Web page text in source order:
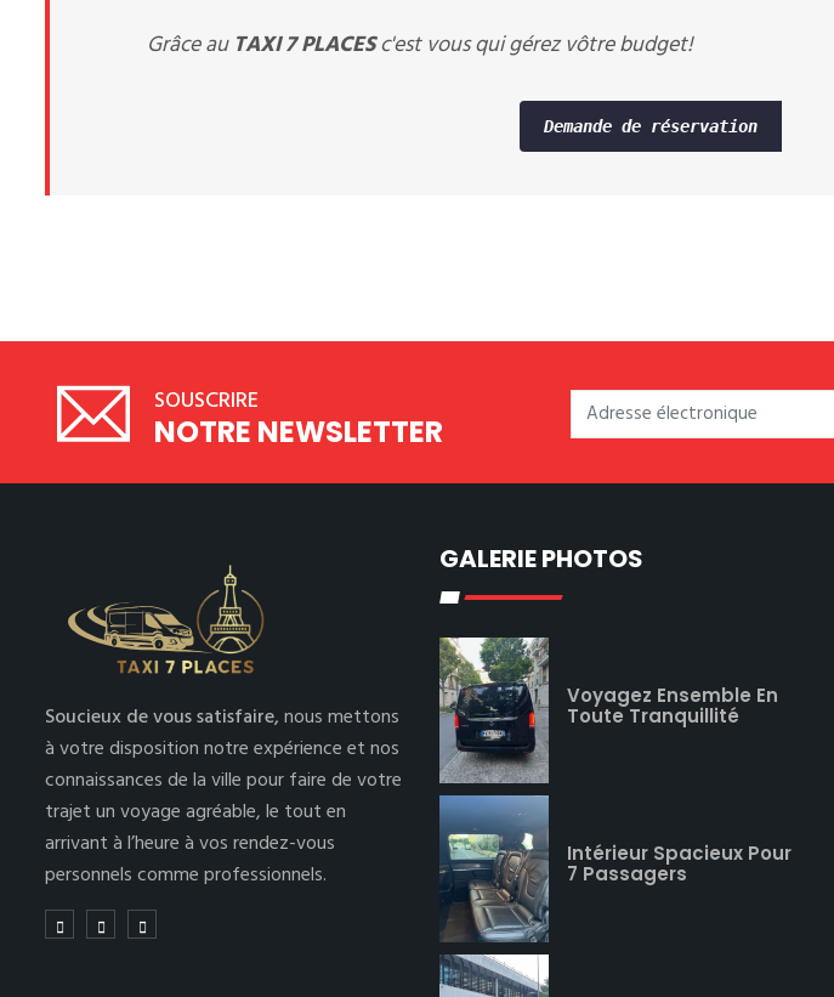
Grâce au TAXI 7 PLACESc'est vous qui gérez vôtre budget!
Demande de réservation
SOUSCRIRE
NOTRE NEWSLETTER
Soucieux de vous satisfaire,nous mettons
à votre disposition notre expérience et nos
connaissances de la ville pour faire de votre
trajet un voyage agréable, le tout en
arrivant à l’heure à vos rendez-vous
personnels comme professionnels.
GALERIE PHOTOS
Voyagez Ensemble En
Toute Tranquillité
Intérieur Spacieux Pour
7 Passagers